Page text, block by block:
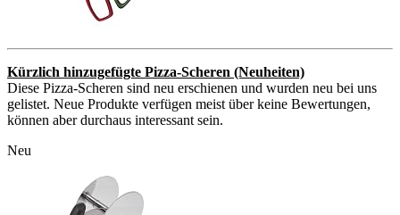
Kürzlich hinzugefügte Pizza-Scheren (Neuheiten)
Diese Pizza-Scheren sind neu erschienen und wurden neu bei uns
gelistet. Neue Produkte verfügen meist über keine Bewertungen,
können aber durchaus interessant sein.
Neu